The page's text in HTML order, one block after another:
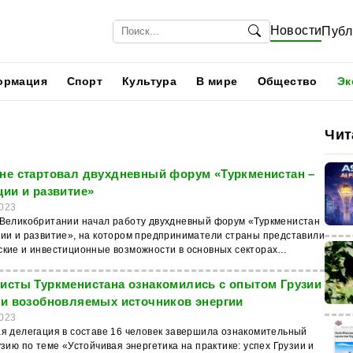
Новости
Спорт Культура В мире Общество
стартовал двухдневный форум «Туркменистан –
и развитие»
начал работу двухдневный форум «Туркменистан
и развитие», на котором предприниматели страны представили
и инвестиционные возможности в основных секторах
Золотой век». Глава СППТ Нокергулы Атагулыев
зарубежных инвесторов и потенциальных партнёров с
туркменских бизнесменов, перспективами делового и
взаимодействия с Туркменистаном. В ходе своего
зампред правления Акционерного коммерческого банка
Хоммадов рассказал о деятельности банка, основанного
Туркменистана ознакомились с опытом Грузии
возобновляемых источников энергии
делегация в составе 16 человек завершила ознакомительный
по теме «Устойчивая энергетика на практике: успех Грузии и